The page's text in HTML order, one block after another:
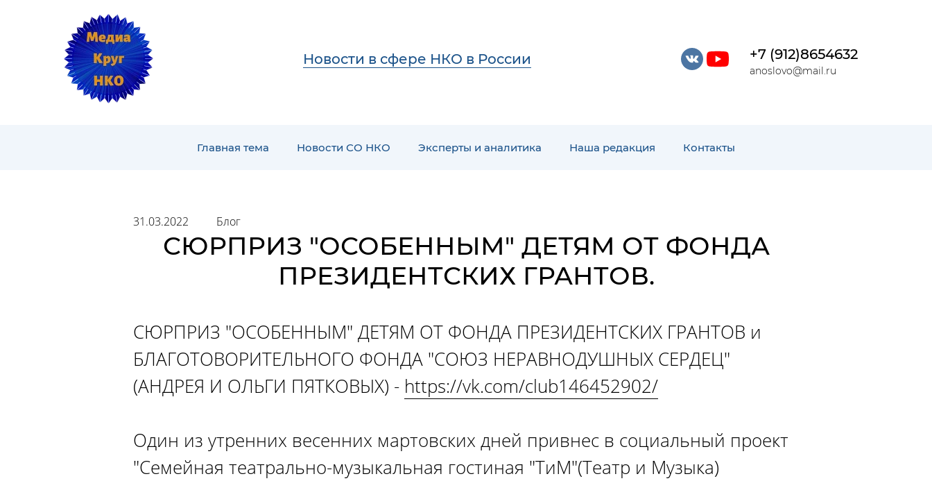
Новости в сфере НКО в России +7 (912)8654632
anoslovo@mail.ru
Главная тема Новости СО НКО Эксперты и аналитика Наша редакция Контакты
31.03.2022 Блог
СЮРПРИЗ "ОСОБЕННЫМ" ДЕТЯМ ОТ ФОНДА
ПРЕЗИДЕНТСКИХ ГРАНТОВ.
СЮРПРИЗ "ОСОБЕННЫМ" ДЕТЯМ ОТ ФОНДА ПРЕЗИДЕНТСКИХ ГРАНТОВ и
БЛАГОТОВОРИТЕЛЬНОГО ФОНДА "СОЮЗ НЕРАВНОДУШНЫХ СЕРДЕЦ"
(АНДРЕЯ И ОЛЬГИ ПЯТКОВЫХ) - https://vk.com/club146452902/
Один из утренних весенних мартовских дней привнес в социальный проект
"Семейная театрально-музыкальная гостиная "ТиМ"(Театр и Музыка)